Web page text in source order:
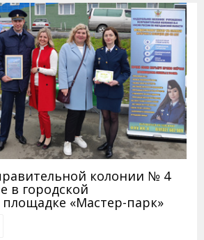
колонии № 4
в городской
«Мастер-парк»